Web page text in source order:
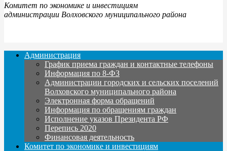
Комитет по экономике и инвестициям
администрации Волховского муниципального района
Администрация
График приема граждан и контактные телефоны
Информация по 8-ФЗ
Администрации городских и сельских поселений
Волховского муниципального района
Электронная форма обращений
Информация по обращениям граждан
Исполнение указов Президента РФ
Перепись 2020
Финансовая деятельность
Комитет по экономике и инвестициям